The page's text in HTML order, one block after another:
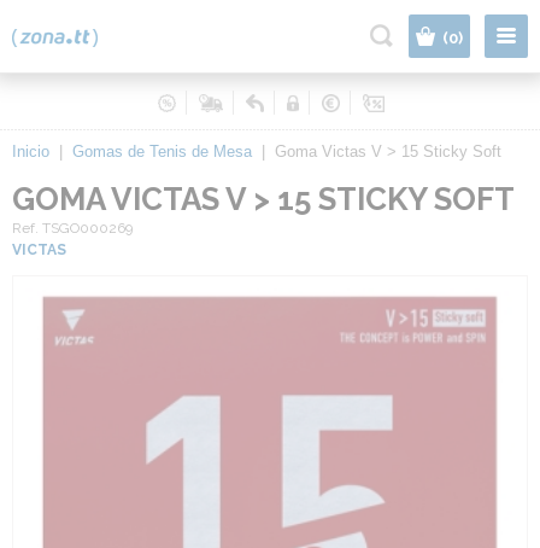
(0)
Inicio Gomas de Tenis de Mesa Goma Victas V > 15 Sticky Soft
GOMA VICTAS V > 15 STICKY SOFT
Ref. TSGO000269
VICTAS